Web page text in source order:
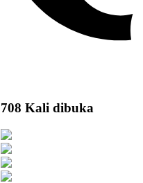
708 Kali dibuka